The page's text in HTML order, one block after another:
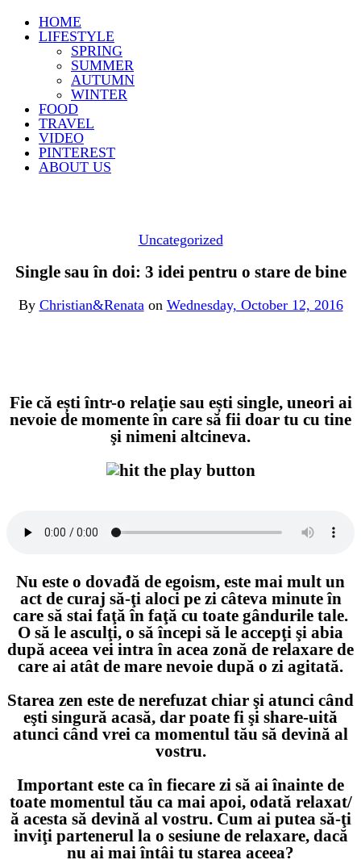
HOME
LIFESTYLE
SPRING
SUMMER
AUTUMN
WINTER
FOOD
TRAVEL
VIDEO
PINTEREST
ABOUT US
Uncategorized
Single sau în doi: 3 idei pentru o stare de bine
By Christian&Renata on Wednesday, October 12, 2016
Fie că ești într-o relaţie sau ești single, uneori ai
nevoie de momente în care să fii doar tu cu tine
şi nimeni altcineva.
Nu este o dovađă de egoism, este mai mult un
act de curaj să-ţi aloci pe zi câteva minute în
care să stai faţă în faţă cu toate gândurile tale.
O să le asculţi, o să începi să le accepţi şi abia
după aceea vei intra în acea zonă de relaxare de
care ai atât de mare nevoie după o zi agitată.
Starea zen este de nerefuzat chiar şi atunci când
eşti singură acasă, dar poate fi şi share-uită
atunci când vrei ca momentul tău să devină al
vostru.
Important este ca în fiecare zi să ai înainte de
toate momentul tău ca mai apoi, odată relaxat/
ă acesta să devină al vostru. Cum ai putea să-ţi
inviţi partenerul la o sesiune de relaxare, dacă
nu ai mai întâi tu starea aceea?